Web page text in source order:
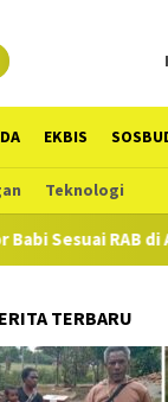
EKBIS
Teknologi
RAB di APBDes
TERBARU